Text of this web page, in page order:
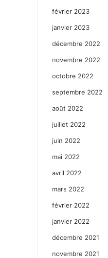
février 2023
janvier 2023
décembre 2022
novembre 2022
octobre 2022
septembre 2022
août 2022
juillet 2022
juin 2022
mai 2022
avril 2022
mars 2022
février 2022
janvier 2022
décembre 2021
novembre 2021